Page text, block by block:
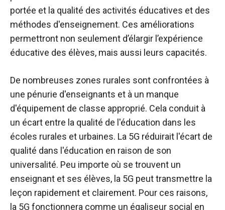
portée et la qualité des activités éducatives et des
méthodes d'enseignement. Ces améliorations
permettront non seulement d’élargir l’expérience
éducative des élèves, mais aussi leurs capacités.
De nombreuses zones rurales sont confrontées à
une pénurie d'enseignants et à un manque
d'équipement de classe approprié. Cela conduit à
un écart entre la qualité de l'éducation dans les
écoles rurales et urbaines. La 5G réduirait l'écart de
qualité dans l'éducation en raison de son
universalité. Peu importe où se trouvent un
enseignant et ses élèves, la 5G peut transmettre la
leçon rapidement et clairement. Pour ces raisons,
la 5G fonctionnera comme un égaliseur social en